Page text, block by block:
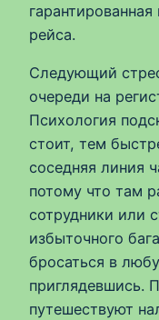
рейса.
Следующий
очереди на
Психология
стоит, тем
соседняя линия
потому что там
сотрудники или
избыточного
бросаться в
приглядевшись.
путешествуют